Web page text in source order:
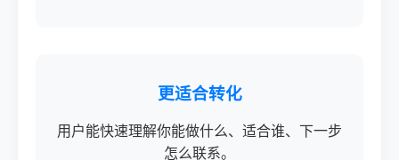
更适合转化
用户能快速理解你能做什么、适合谁、下一步
怎么联系。